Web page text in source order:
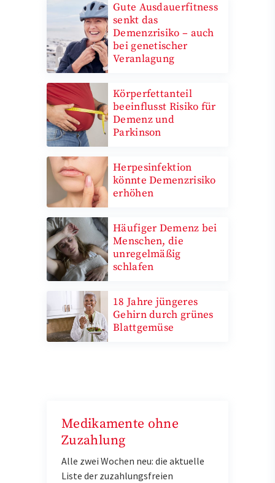
Gute Ausdauerfitness
senkt das
Demenzrisiko – auch
bei genetischer
Veranlagung
Körperfettanteil
beeinflusst Risiko für
Demenz und
Parkinson
Herpesinfektion
könnte Demenzrisiko
erhöhen
Häufiger Demenz bei
Menschen, die
unregelmäßig
schlafen
18 Jahre jüngeres
Gehirn durch grünes
Blattgemüse
Medikamente ohne
Zuzahlung
Alle zwei Wochen neu: die aktuelle
Liste der zuzahlungsfreien